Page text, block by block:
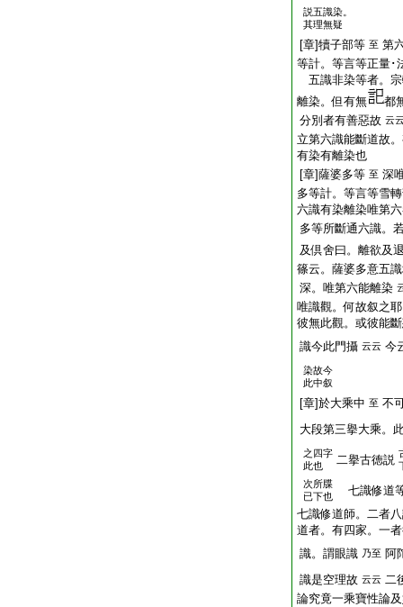
説五識染。
其理無疑
[章]犢子部等 至 第
等計。等言等正量･
五識非染等者。
離染。但有無
都
分別者有善惡故 云
立第六識能斷道故
有染有離染也
[章]薩婆多等 至 深
多等計。等言等雪
六識有染離染唯第
多等所斷通六識。
及倶舍曰。離欲及
篠云。薩婆多意五
深。唯第六能離染
唯識觀。何故叙之
彼無此觀。或彼能
識今此門攝 云云 今
染故今
此中叙
[章]於大乘中 至 不
大段第三擧大乘。
之四字
此也
二擧古徳説
次所牒
已下也
七識修道
七識修道師。二者
道者。有四家。一
識。謂眼識 乃至 阿
識是空理故 云云 二
論究竟一乘寶性論